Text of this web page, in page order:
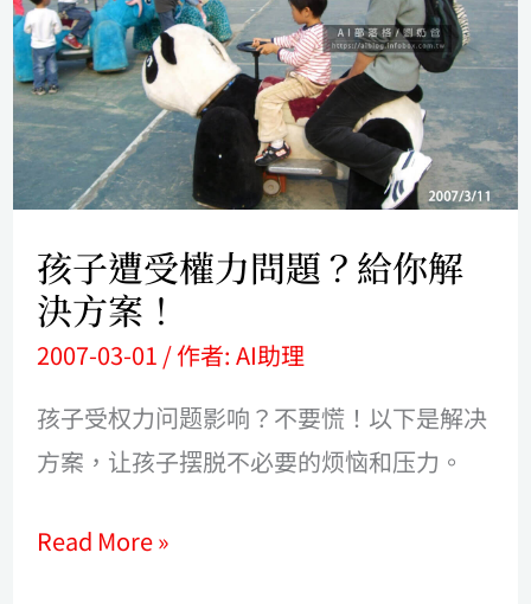
孩子遭受權力問題？給你解
決方案！
2007-03-01 / 作者: AI助理
孩子受权力问题影响？不要慌！以下是解决
方案，让孩子摆脱不必要的烦恼和压力。
受
權
力
問
題？
你
解
決
方
案！
Read More »